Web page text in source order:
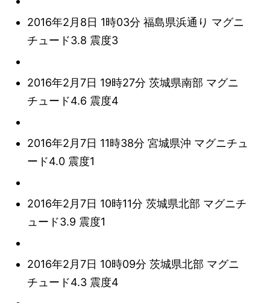
2016年2月8日 1時03分 福島県浜通り マグニ
チュード3.8 震度3
2016年2月7日 19時27分 茨城県南部 マグニ
チュード4.6 震度4
2016年2月7日 11時38分 宮城県沖 マグニチュ
ード4.0 震度1
2016年2月7日 10時11分 茨城県北部 マグニチ
ュード3.9 震度1
2016年2月7日 10時09分 茨城県北部 マグニ
チュード4.3 震度4